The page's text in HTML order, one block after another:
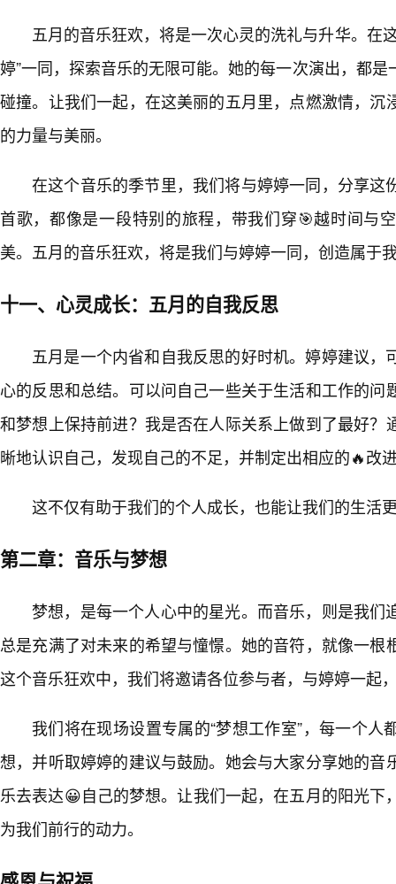
五月的音乐狂欢，将是一次心灵的洗礼与升华。在
婷”一同，探索音乐的无限可能。她的每一次演出，都
碰撞。让我们一起，在这美丽的五月里，点燃激情，沉
的力量与美丽。
在这个音乐的季节里，我们将与婷婷一同，分享这
首歌，都像是一段特别的旅程，带我们穿🎯越时间与
美。五月的音乐狂欢，将是我们与婷婷一同，创造属于
十一、心灵成长：五月的自我反思
五月是一个内省和自我反思的好时机。婷婷建议，
心的反思和总结。可以问自己一些关于生活和工作的问
和梦想上保持前进？我是否在人际关系上做到了最好？
晰地认识自己，发现自己的不足，并制定出相应的🔥改
这不仅有助于我们的个人成长，也能让我们的生活
第二章：音乐与梦想
梦想，是每一个人心中的星光。而音乐，则是我们
总是充满了对未来的希望与憧憬。她的音符，就像一根
这个音乐狂欢中，我们将邀请各位参与者，与婷婷一起
我们将在现场设置专属的“梦想工作室”，每一个人
想，并听取婷婷的建议与鼓励。她会与大家分享她的音
乐去表达😀自己的梦想。让我们一起，在五月的阳光下
为我们前行的动力。